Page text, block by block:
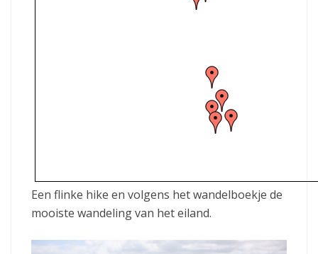
Een flinke hike en volgens het wandelboekje de
mooiste wandeling van het eiland.